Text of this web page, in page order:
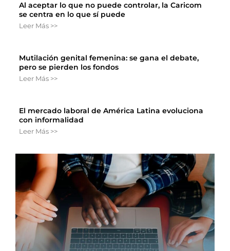
Al aceptar lo que no puede controlar, la Caricom
se centra en lo que sí puede
Leer Más >>
Mutilación genital femenina: se gana el debate,
pero se pierden los fondos
Leer Más >>
El mercado laboral de América Latina evoluciona
con informalidad
Leer Más >>